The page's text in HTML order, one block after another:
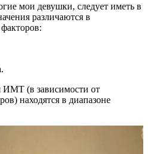
мои девушки, следует иметь в
различаются в
ИМТ (в зависимости от
находятся в диапазоне